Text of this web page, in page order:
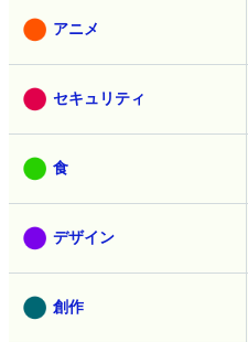
アニメ
セキュリティ
食
デザイン
創作